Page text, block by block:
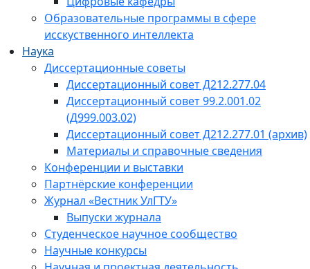
Образовательные программы в сфере
исскуственного интеллекта
Наука
Диссертационные советы
Диссертационный совет Д212.277.04
Диссертационный совет 99.2.001.02
(Д999.003.02)
Диссертационный совет Д212.277.01 (архив)
Материалы и справочные сведения
Конференции и выставки
Партнёрские конференции
Журнал «Вестник УлГТУ»
Выпуски журнала
Студенческое научное сообщество
Научные конкурсы